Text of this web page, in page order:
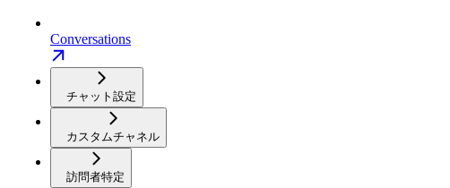
Conversations
チャット設定
カスタムチャネル
訪問者特定